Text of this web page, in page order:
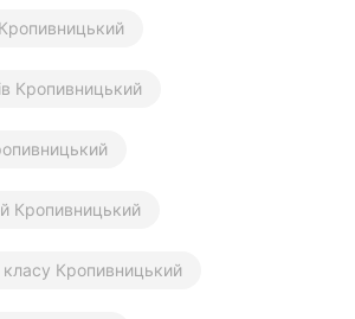
Кропивницький
Кропивницький
класу Кропивницький